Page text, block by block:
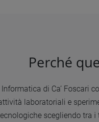
Perché
di Ca’ Foscari
laboratoriali e
scegliendo tra